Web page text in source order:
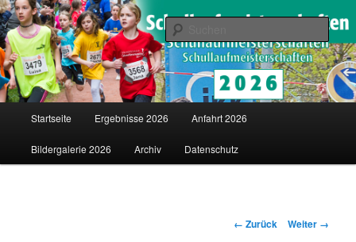
Schullaufmeisterschaften
Saarländische Schullaufmeisterschaften in Merzig
Zum
Inhalt
Startseite Ergebnisse 2026 Anfahrt 2026
Bildergalerie 2026 Archiv Datenschutz
Bilder-
← Zurück Weiter →